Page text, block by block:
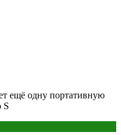
ещё одну портативную
S